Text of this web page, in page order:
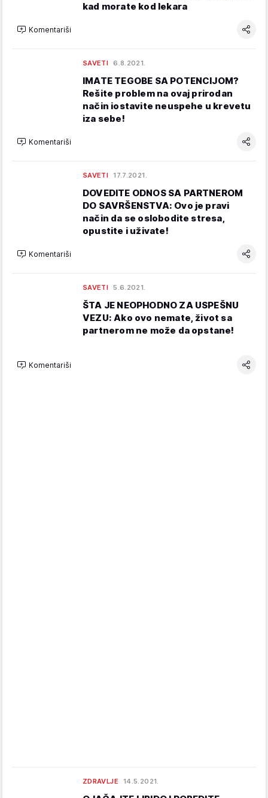
kad morate kod lekara
Komentariši
SAVETI 6.8.2021.
IMATE TEGOBE SA POTENCIJOM?
Rešite problem na ovaj prirodan
način iostavite neuspehe u krevetu
iza sebe!
Komentariši
SAVETI 17.7.2021.
DOVEDITE ODNOS SA PARTNEROM
DO SAVRŠENSTVA: Ovo je pravi
način da se oslobodite stresa,
opustite i uživate!
Komentariši
SAVETI 5.6.2021.
ŠTA JE NEOPHODNO ZA USPEŠNU
VEZU: Ako ovo nemate, život sa
partnerom ne može da opstane!
Komentariši
ZDRAVLJE 14.5.2021.